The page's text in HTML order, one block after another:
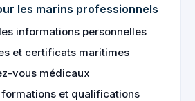
les marins professionnels
informations personnelles
et certificats maritimes
vous médicaux
formations et qualifications